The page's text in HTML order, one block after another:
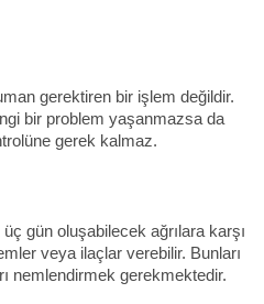
gerektiren bir işlem değildir.
bir problem yaşanmazsa da
gerek kalmaz.
gün oluşabilecek ağrılara karşı
veya ilaçlar verebilir. Bunları
nemlendirmek gerekmektedir.